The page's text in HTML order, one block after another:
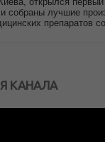
собраны лучшие
препаратов
КАНАЛА